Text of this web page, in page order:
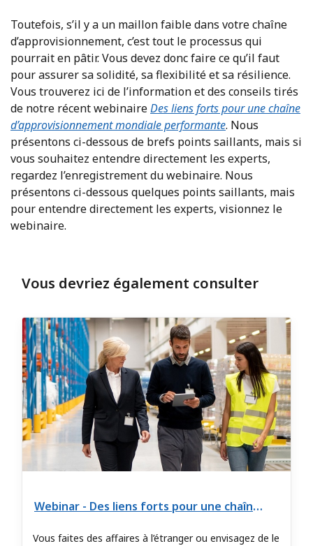
Toutefois, s’il y a un maillon faible dans votre chaîne
d’approvisionnement, c’est tout le processus qui
pourrait en pâtir. Vous devez donc faire ce qu’il faut
pour assurer sa solidité, sa flexibilité et sa résilience.
Vous trouverez ici de l’information et des conseils tirés
de notre récent webinaireDes liens forts pour une chaîne
d’approvisionnement mondiale performante. Nous
présentons ci-dessous de brefs points saillants, mais si
vous souhaitez entendre directement les experts,
regardez l’enregistrement du webinaire. Nous
présentons ci-dessous quelques points saillants, mais
pour entendre directement les experts, visionnez le
webinaire.
Vous devriez également consulter
Webinar - Des liens forts pour une chaîne d’approvisionnement mondiale performante
Vous faites des affaires à l’étranger ou envisagez de le